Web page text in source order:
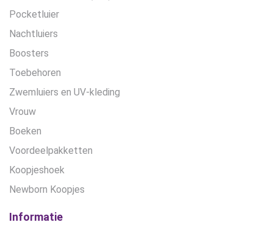
Pocketluier
Nachtluiers
Boosters
Toebehoren
Zwemluiers en UV-kleding
Vrouw
Boeken
Voordeelpakketten
Koopjeshoek
Newborn Koopjes
Informatie